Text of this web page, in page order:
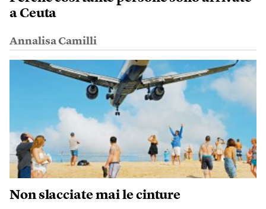
a Ceuta
Annalisa Camilli
Non slacciate mai le cinture